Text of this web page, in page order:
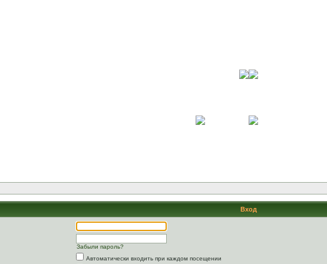
Вход
Забыли пароль?
Автоматически входить при каждом посещении